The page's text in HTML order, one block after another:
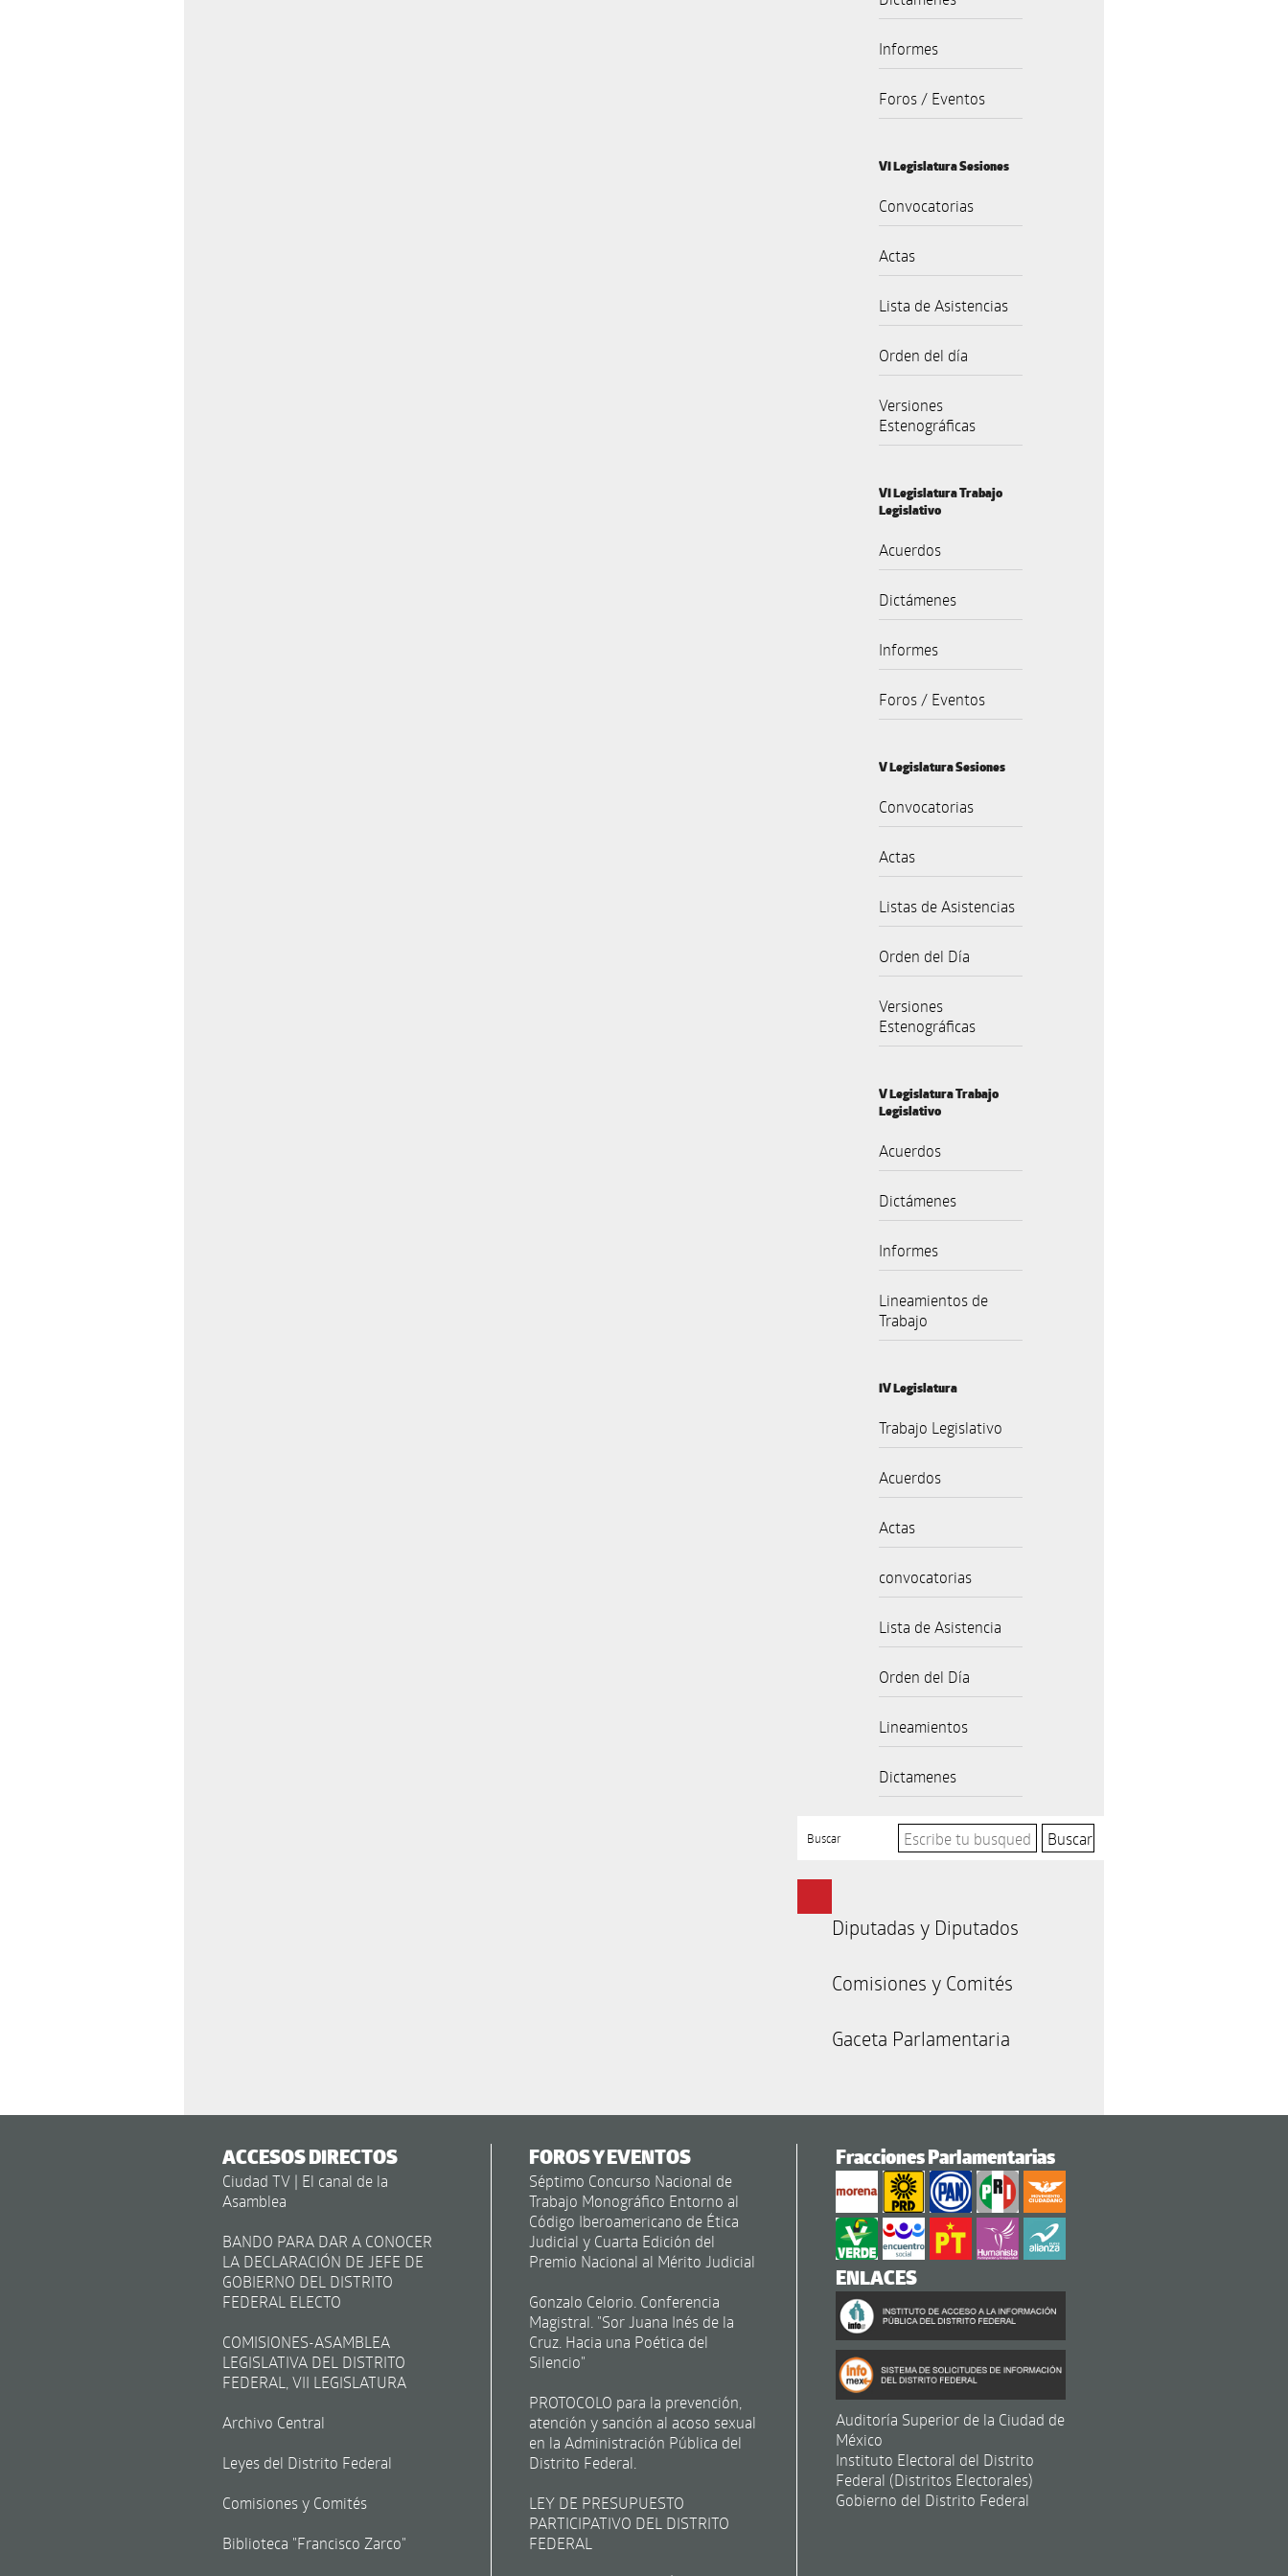
Informes
Foros / Eventos
VI Legislatura Sesiones
Convocatorias
Actas
Lista de Asistencias
Orden del día
Versiones
Estenográficas
VI Legislatura Trabajo
Legislativo
Acuerdos
Dictámenes
Informes
Foros / Eventos
V Legislatura Sesiones
Convocatorias
Actas
Listas de Asistencias
Orden del Día
Versiones
Estenográficas
V Legislatura Trabajo
Legislativo
Acuerdos
Dictámenes
Informes
Lineamientos de
Trabajo
IV Legislatura
Trabajo Legislativo
Acuerdos
Actas
convocatorias
Lista de Asistencia
Orden del Día
Lineamientos
Dictamenes
Buscar
Diputadas y Diputados
Comisiones y Comités
Gaceta Parlamentaria
ACCESOS DIRECTOS
Ciudad TV | El canal de la
Asamblea
BANDO PARA DAR A CONOCER
LA DECLARACIÓN DE JEFE DE
GOBIERNO DEL DISTRITO
FEDERAL ELECTO
COMISIONES-ASAMBLEA
LEGISLATIVA DEL DISTRITO
FEDERAL, VII LEGISLATURA
Archivo Central
Leyes del Distrito Federal
Comisiones y Comités
Biblioteca "Francisco Zarco"
FOROS Y EVENTOS
Séptimo Concurso Nacional de
Trabajo Monográfico Entorno al
Código Iberoamericano de Ética
Judicial y Cuarta Edición del
Premio Nacional al Mérito Judicial
Gonzalo Celorio. Conferencia
Magistral. "Sor Juana Inés de la
Cruz. Hacia una Poética del
Silencio"
PROTOCOLO para la prevención,
atención y sanción al acoso sexual
en la Administración Pública del
Distrito Federal.
LEY DE PRESUPUESTO
PARTICIPATIVO DEL DISTRITO
FEDERAL
Fracciones Parlamentarias
ENLACES
Auditoría Superior de la Ciudad de
México
Instituto Electoral del Distrito
Federal (Distritos Electorales)
Gobierno del Distrito Federal